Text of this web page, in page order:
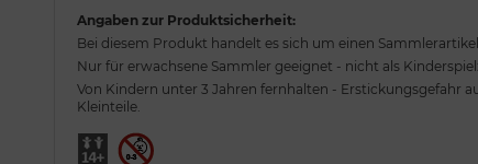
Angaben zur Produktsicherheit:
Bei diesem Produkt handelt es sich um einen
Nur für erwachsene Sammler geeignet - nicht als
Von Kindern unter 3 Jahren fernhalten - Erstickungsgefahr
Kleinteile.